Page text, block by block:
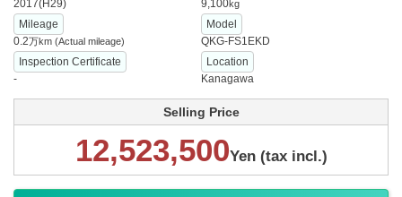
2017(H29)
9,100kg
Mileage
0.2万km (Actual mileage)
Model
QKG-FS1EKD
Inspection Certificate
-
Location
Kanagawa
Selling Price
12,523,500Yen (tax incl.)